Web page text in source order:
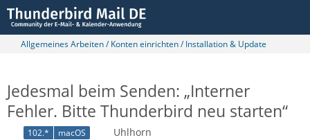
Allgemeines Arbeiten / Konten einrichten / Installation & Update
Jedesmal beim Senden: „Interner
Fehler. Bitte Thunderbird neu starten“
102.* macOS
Uhlhorn